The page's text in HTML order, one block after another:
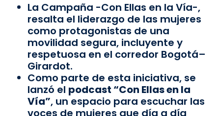
La Campaña -Con Ellas en la Vía-,
resalta el liderazgo de las mujeres
como protagonistas de una
movilidad segura, incluyente y
respetuosa en el corredor Bogotá–
Girardot.
Como parte de esta iniciativa, se
lanzó el podcast “Con Ellas en la
Vía”, un espacio para escuchar las
voces de mujeres que día a día